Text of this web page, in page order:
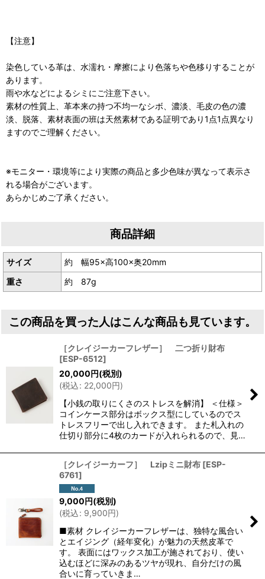
【注意】
染色している革は、水濡れ・摩擦により色落ちや色移りすることが
あります。
雨や水などによるシミにご注意下さい。
素材の性質上、革本来の持つ不均一なシボ、濃淡、毛皮の色の濃
淡、脱落、素材表面の班は天然素材である証明であり1点1点異なり
ますのでご理解ください。
※モニター・環境等により実際の商品と多少色味が異なって表示さ
れる場合がございます。
あらかじめご了承ください。
商品詳細
サイズ
約 幅95×高100×奥20mm
重さ
約 87g
この商品を買った人はこんな商品も見ています。
［クレイジーカーフレザー］ 二つ折り財布
[ESP-6512]
20,000円(税別)
(税込: 22,000円)
【小銭の取りにくさのストレスを解消】 ＜仕様＞
コインケース部分はボックス型にしているのでス
トレスフリーで出し入れできます。 また札入れの
仕切り部分に4枚のカードが入れられるので、見…
［クレイジーカーフ］ Lzipミニ財布 [ESP-
6761]
9,000円(税別)
(税込: 9,900円)
■素材 クレイジーカーフレザーは、独特な風合い
とエイジング（経年変化）が魅力の天然皮革で
す。 表面にはワックス加工が施されており、使い
込むほどに深みのあるツヤが現れ、自分だけの風
合いに育っていきま…